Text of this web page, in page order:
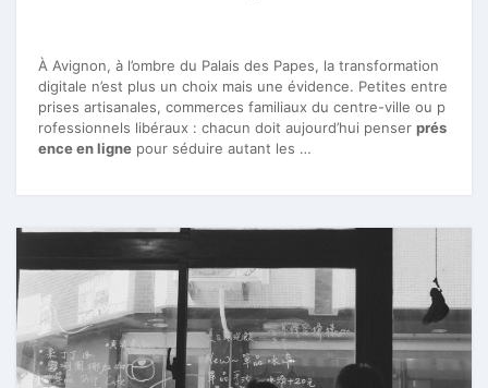
À Avignon, à l’ombre du Palais des Papes, la transformation
digitale n’est plus un choix mais une évidence. Petites entre
prises artisanales, commerces familiaux du centre-ville ou p
rofessionnels libéraux : chacun doit aujourd’hui penser prés
ence en ligne pour séduire autant les …